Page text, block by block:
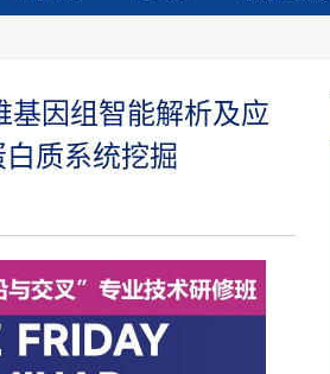
基因组智能解析及应
质系统挖掘